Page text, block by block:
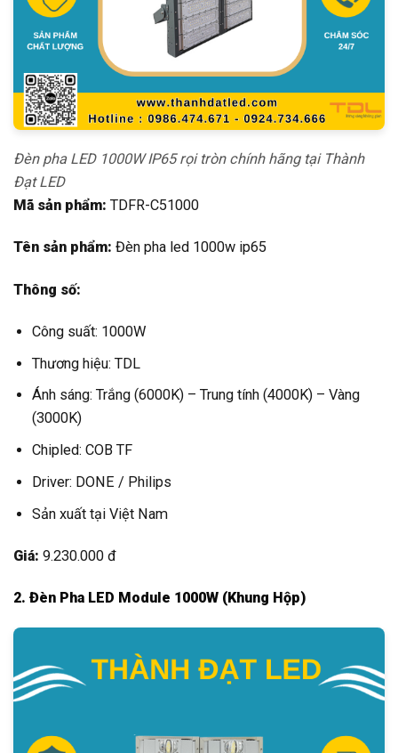
Đèn pha LED 1000W IP65 rọi tròn chính hãng tại Thành
Đạt LED
Mã sản phẩm: TDFR-C51000
Tên sản phẩm: Đèn pha led 1000w ip65
Thông số:
Công suất: 1000W
Thương hiệu: TDL
Ánh sáng: Trắng (6000K) – Trung tính (4000K) – Vàng
(3000K)
Chipled: COB TF
Driver: DONE / Philips
Sản xuất tại Việt Nam
Giá: 9.230.000 đ
2. Đèn Pha LED Module 1000W (Khung Hộp)